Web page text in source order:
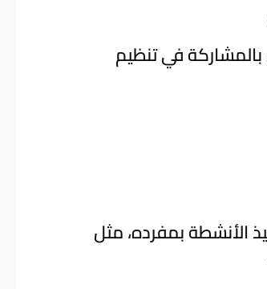
في تنظيم
الأنشطة بمفرده، مثل